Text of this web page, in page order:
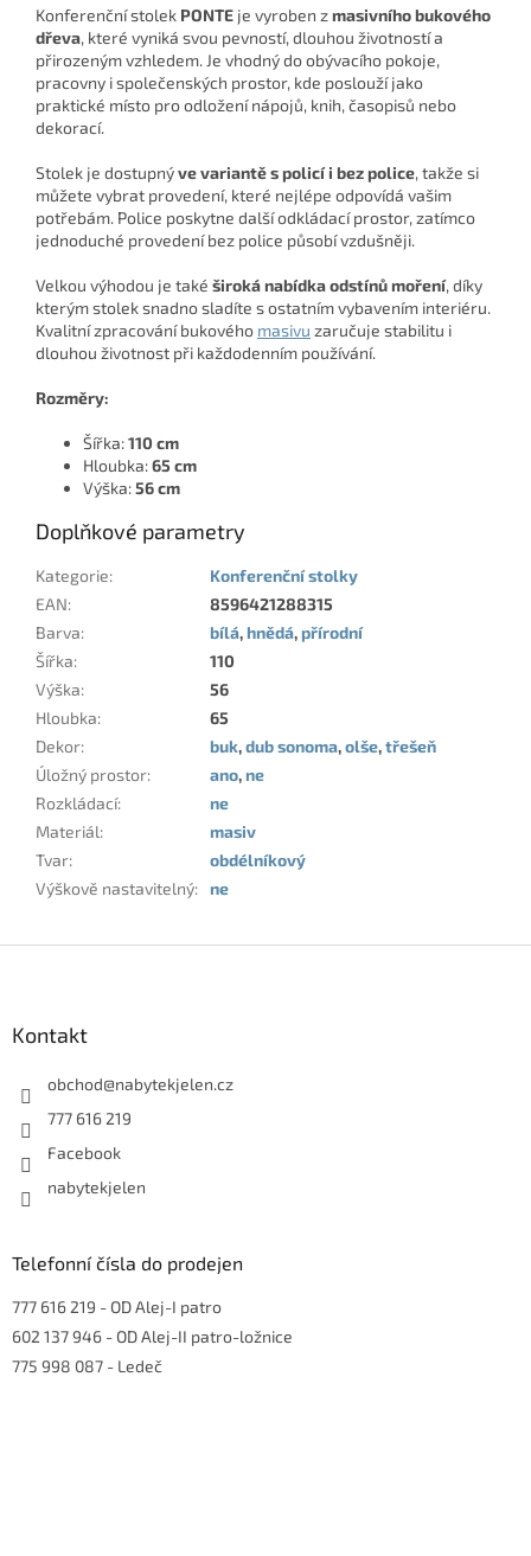
Konferenční stolek PONTE je vyroben zmasivního bukového
dřeva, které vyniká svou pevností, dlouhou životností a
přirozeným vzhledem. Je vhodný do obývacího pokoje,
pracovny i společenských prostor, kde poslouží jako
praktické místo pro odložení nápojů, knih, časopisů nebo
dekorací.
Stolek je dostupnýve variantě s policí i bez police, takže si
můžete vybrat provedení, které nejlépe odpovídá vašim
potřebám. Police poskytne další odkládací prostor, zatímco
jednoduché provedení bez police působí vzdušněji.
Velkou výhodou je také široká nabídka odstínů moření, díky
kterým stolek snadno sladíte s ostatním vybavením interiéru.
Kvalitní zpracování bukového masivu zaručuje stabilitu i
dlouhou životnost při každodenním používání.
Rozměry:
Šířka:110 cm
Hloubka:65 cm
Výška:56 cm
Doplňkové parametry
Kategorie:
Konferenční stolky
EAN:
8596421288315
Barva: bílá,hnědá,přírodní
Šířka:
110
Výška:
56
Hloubka:
65
Dekor: buk,dub sonoma,olše,třešeň
Úložný prostor: ano,ne
Rozkládací:
ne
Materiál:
masiv
Tvar:
obdélníkový
Výškově nastavitelný: ne
Kontakt
obchod@nabytekjelen.cz
777 616 219
Facebook
nabytekjelen
Telefonní čísla do prodejen
777 616 219 - OD Alej-I patro
602 137 946 - OD Alej-II patro-ložnice
775 998 087 - Ledeč